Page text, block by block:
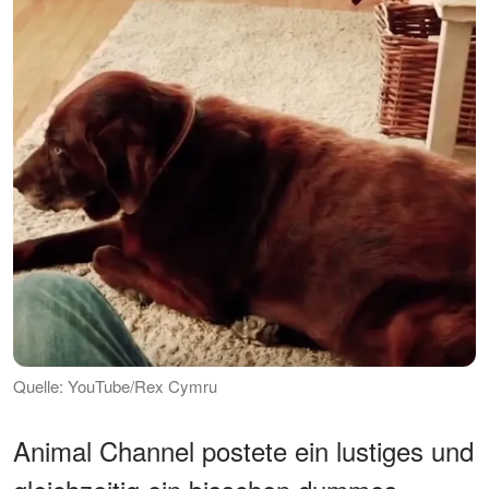
Quelle: YouTube/Rex Cymru
Animal Channel postete ein lustiges und